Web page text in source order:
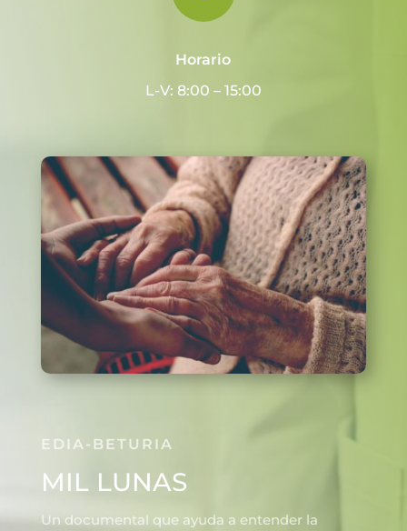
Horario
L-V: 8:00 – 15:00
EDIA-BETURIA
MIL LUNAS
Un documental que ayuda a entender la